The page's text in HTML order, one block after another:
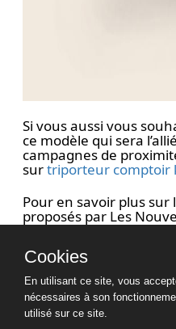
Si vous aussi vous
ce modèle qui sera
campagnes de
surtriporteur comptoir
Pour en savoir plus sur
proposés par Les
rendez-vous sur
Partagez :
Cookies
En utilisant ce site, vous
nécessaires à son
utilisé sur ce site.